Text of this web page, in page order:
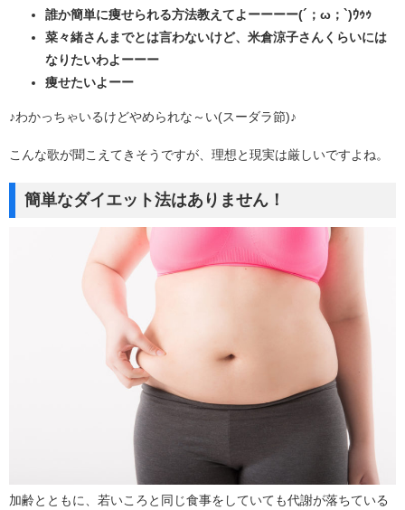
誰か簡単に痩せられる方法教えてよーーーー(´；ω；`)ｳｩｩ
菜々緒さんまでとは言わないけど、米倉涼子さんくらいには
なりたいわよーーー
痩せたいよーー
♪わかっちゃいるけどやめられな～い(スーダラ節)♪
こんな歌が聞こえてきそうですが、理想と現実は厳しいですよね。
簡単なダイエット法はありません！
加齢とともに、若いころと同じ食事をしていても代謝が落ちている